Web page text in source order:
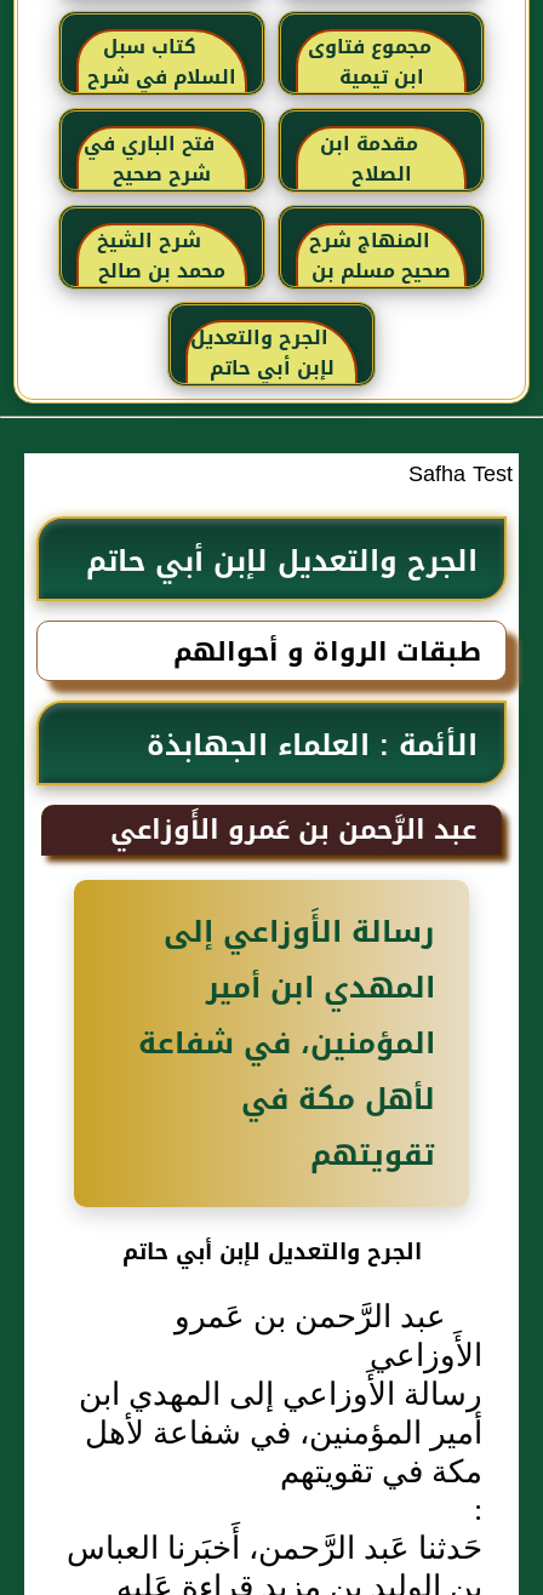
مجموع فتاوى
ابن تيمية
كتاب سبل
السلام في شرح
بلوغ المرام للإمام
الصنعاني رحمه
الله
مقدمة ابن
الصلاح
فتح الباري في
شرح صحيح
البخاري للحافظ
ابن حجر
العسقلاني
المنهاج شرح
صحيح مسلم بن
الحجاج
شرح الشيخ
محمد بن صالح
العثيمين لكتاب
رياض الصالحين
للإمام النووي
رحمهم الله تعالى
الجرح والتعديل
لإبن أبي حاتم
Safha Test
الجرح والتعديل لإبن أبي حاتم
طبقات الرواة و أحوالهم
الأئمة : العلماء الجهابذة
عبد الرَّحمن بن عَمرو الأَوزاعي
رسالة الأَوزاعي إلى
المهدي ابن أمير
المؤمنين، في شفاعة
لأهل مكة في
تقويتهم
الجرح والتعديل لإبن أبي حاتم
عبد الرَّحمن بن عَمرو
الأَوزاعي
رسالة الأَوزاعي إلى المهدي ابن
أمير المؤمنين، في شفاعة لأهل
مكة في تقويتهم
:
حَدثنا عَبد الرَّحمن، أَخبَرنا العباس
بن الوليد بن مزيد قراءة عَليه